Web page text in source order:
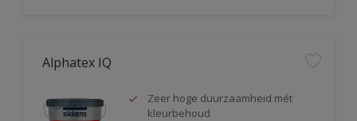
Alphatex IQ
Zeer hoge duurzaamheid mét
kleurbehoud